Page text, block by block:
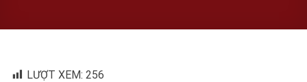
LƯỢT XEM: 256